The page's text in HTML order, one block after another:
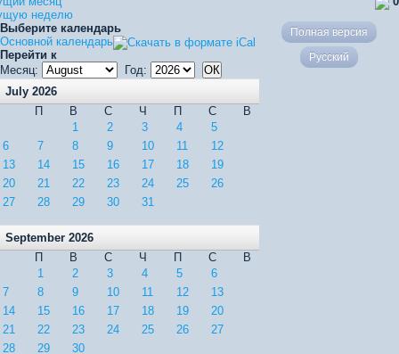
неделю
Выберите календарь
Основной календарь
Перейти к
Месяц:
Год:
July 2026
П
В С Ч П С
В
1
2 3 4
5
6
7 8 9 10 11
12
13
14 15 16 17 18
19
20
21 22 23 24 25
26
27
28 29 30 31
September 2026
П
В С Ч П С
В
1
2 3 4 5
6
7
8 9 10 11 12
13
14
15 16 17 18 19
20
21
22 23 24 25 26
27
28
29 30
Полная версия
Русский